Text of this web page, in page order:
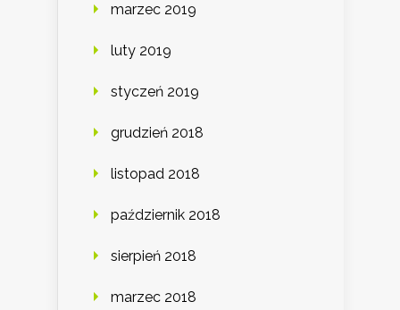
marzec 2019
luty 2019
styczeń 2019
grudzień 2018
listopad 2018
październik 2018
sierpień 2018
marzec 2018